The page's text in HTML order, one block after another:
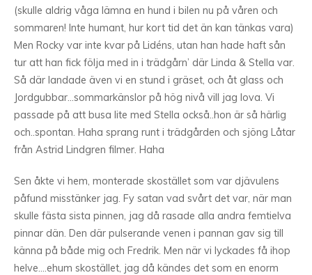
(skulle aldrig våga lämna en hund i bilen nu på våren och
sommaren! Inte humant, hur kort tid det än kan tänkas vara)
Men Rocky var inte kvar på Lidéns, utan han hade haft sån
tur att han fick följa med in i trädgårn’ där Linda & Stella var.
Så där landade även vi en stund i gräset, och åt glass och
Jordgubbar…sommarkänslor på hög nivå vill jag lova. Vi
passade på att busa lite med Stella också..hon är så härlig
och..spontan. Haha sprang runt i trädgården och sjöng Låtar
från Astrid Lindgren filmer. Haha
Sen åkte vi hem, monterade skostället som var djävulens
påfund misstänker jag. Fy satan vad svårt det var, när man
skulle fästa sista pinnen, jag då rasade alla andra femtielva
pinnar dän. Den där pulserande venen i pannan gav sig till
känna på både mig och Fredrik. Men när vi lyckades få ihop
helve….ehum skostället, jag då kändes det som en enorm